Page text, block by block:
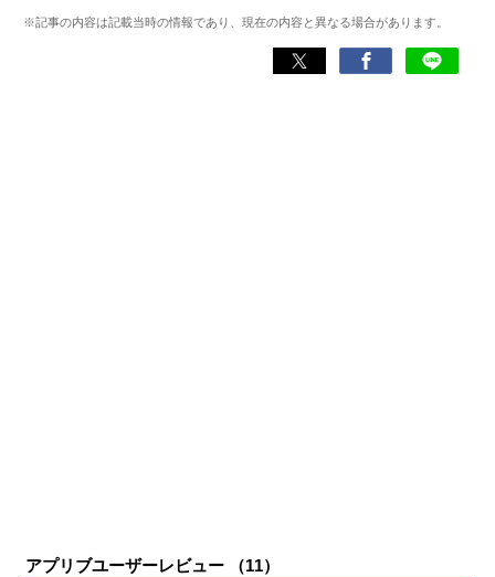
現在はアプリブでSEOライターとして活動しており、これ
までにレビューしたアプリは900件以上。日本一周中に20
※記事の内容は記載当時の情報であり、現在の内容と異なる場合があります。
アプリブユーザーレビュー （11）